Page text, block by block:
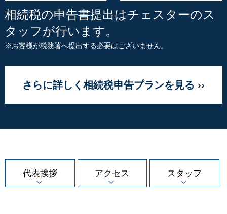
相続税の申告書提出はチェスターのス
タッフが行います。
※お客様が税務署へ提出する必要はございません。
さらに詳しく相続税申告プランを見る ››
代表挨拶 アクセス スタッフ